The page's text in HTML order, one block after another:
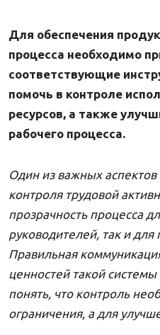
Для обеспечения
процесса необходимо
соответствующие
помочь в контроле
ресурсов, а также
рабочего процесса.
Один из важных
контроля трудовой
прозрачность процесса
руководителей, так и
Правильная
ценностей такой
понять, что контроль
ограничения, а для